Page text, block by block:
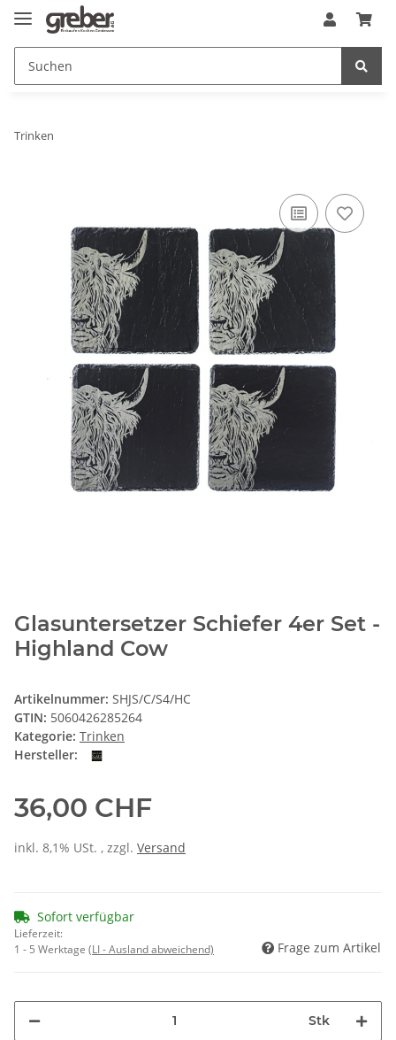
Trinken
Glasuntersetzer Schiefer 4er Set -
Highland Cow
Artikelnummer: SHJS/C/S4/HC
GTIN: 5060426285264
Kategorie: Trinken
Hersteller:
36,00 CHF
inkl. 8,1% USt. , zzgl. Versand
Sofort verfügbar
Lieferzeit:
1 - 5 Werktage (LI - Ausland abweichend) Frage zum Artikel
Stk